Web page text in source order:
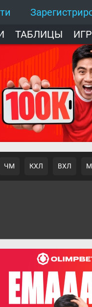
ТАБЛИЦЫ
ЧМ КХЛ ВХЛ